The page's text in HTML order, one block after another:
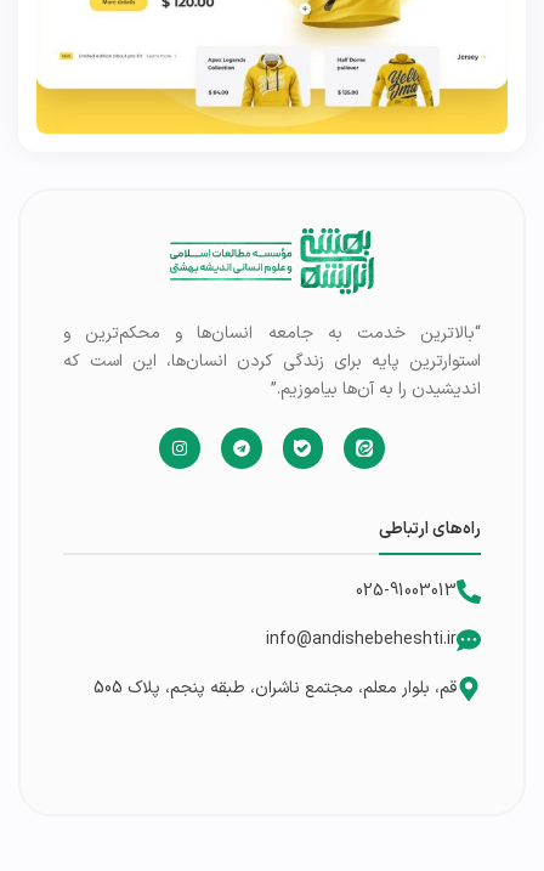
“بالاترین خدمت به جامعه انسان‌ها و محکم‌ترین و
استوارترین پایه برای زندگی کردن انسان‌ها، این است که
اندیشیدن را به آن‌ها بیاموزیم.”
راه‌های ارتباطی
025-91003013
info@andishebeheshti.ir
قم، بلوار معلم، مجتمع ناشران، طبقه پنجم، پلاک 505